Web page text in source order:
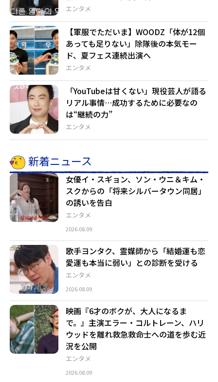
エンタメ
エンタメ
【軍服でただいま】WOODZ「体が12個
あっても足りない」除隊後の本気モー
ド、夏フェス連続出演へ
エンタメ
「YouTubeは甘くない」現役芸人が語る
リアル事情…成功するために必要なの
は“継続の力”
新着ニュース
エンタメ
女優イ・スギョン、ソン・ウニ＆キム・
スクからの「将来シルバータウン同居」
の誘いを告白
2026.08.09
エンタメ
歌手ヨンタク、霊媒師から「結婚運も恋
愛運も本当に弱い」との診断を受ける
2026.08.09
エンタメ
映画『6才のボクが、大人になるま
で。』主演エラー・コルトレーン、ハリ
ウッドを離れ救急救命士への道を歩む近
況を公開
2026.08.09